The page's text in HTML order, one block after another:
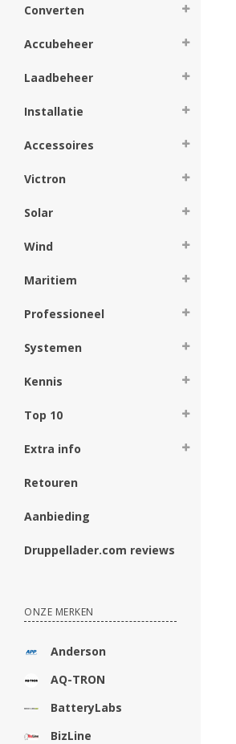
Converten
Accubeheer
Laadbeheer
Installatie
Accessoires
Victron
Solar
Wind
Maritiem
Professioneel
Systemen
Kennis
Top 10
Extra info
Retouren
Aanbieding
Druppellader.com reviews
ONZE MERKEN
Anderson
AQ-TRON
BatteryLabs
BizLine